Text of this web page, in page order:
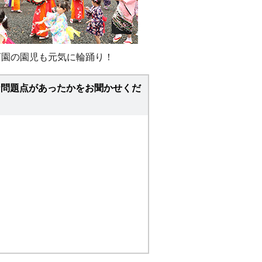
の園児も元気に輪踊り！
題点があったかをお聞かせくだ